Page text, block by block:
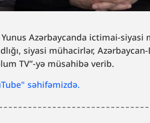
Azərbaycanda ictimai-siyasi
siyasi mühacirlər,
TV”-yə müsahibə verib.
səhifəmizdə.